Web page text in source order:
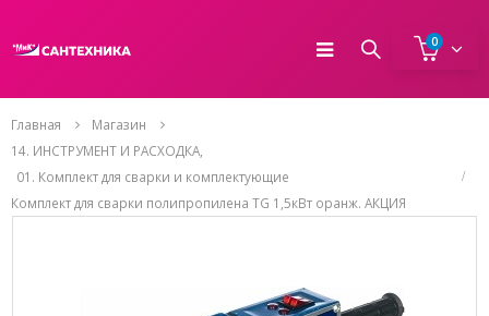
0
Главная
Магазин
14. ИНСТРУМЕНТ И РАСХОДКА
01. Комплект для сварки и комплектующие
Комплект для сварки полипропилена TG 1,5кВт оранж. АКЦИЯ